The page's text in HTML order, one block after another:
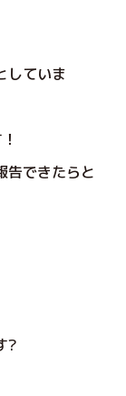
していま
告できたらと
?